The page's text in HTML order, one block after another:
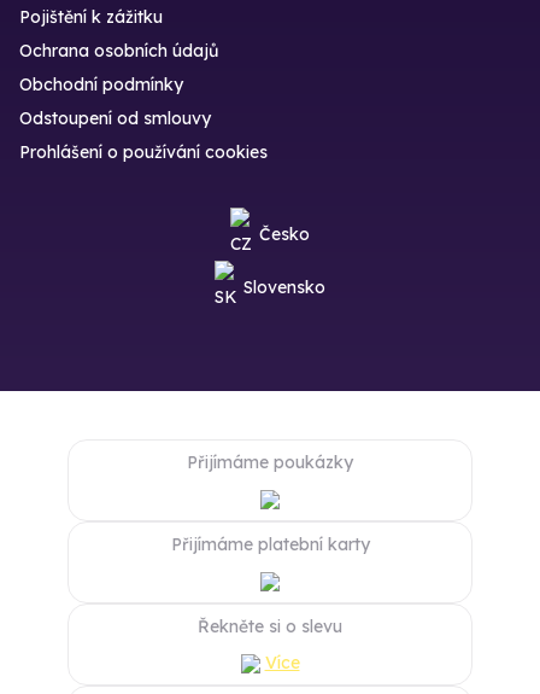
Pojištění k zážitku
Ochrana osobních údajů
Obchodní podmínky
Odstoupení od smlouvy
Prohlášení o používání cookies
Česko
Slovensko
Přijímáme poukázky
Přijímáme platební karty
Řekněte si o slevu
Více